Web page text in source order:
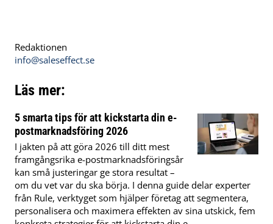
Redaktionen
info@saleseffect.se
Läs mer:
5 smarta tips för att kickstarta din e-
postmarknadsföring 2026
I jakten på att göra 2026 till ditt mest
framgångsrika e-postmarknadsföringsår
kan små justeringar ge stora resultat –
om du vet var du ska börja. I denna guide delar experter
från Rule, verktyget som hjälper företag att segmentera,
personalisera och maximera effekten av sina utskick, fem